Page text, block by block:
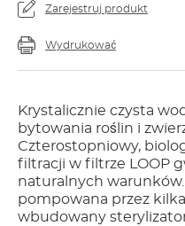
Zarejestruj produkt
Wydrukować
Krystalicznie czysta
bytowania roślin i
Czterostopniowy,
filtracji w filtrze LOOP
naturalnych
pompowana przez
wbudowany